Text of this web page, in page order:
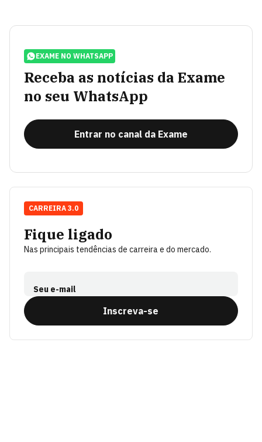
EXAME NO WHATSAPP
Receba as notícias da Exame
no seu WhatsApp
Entrar no canal da Exame
Fique ligado
Nas principais tendências de carreira e do mercado.
Seu e-mail
Inscreva-se
CARREIRA 3.0